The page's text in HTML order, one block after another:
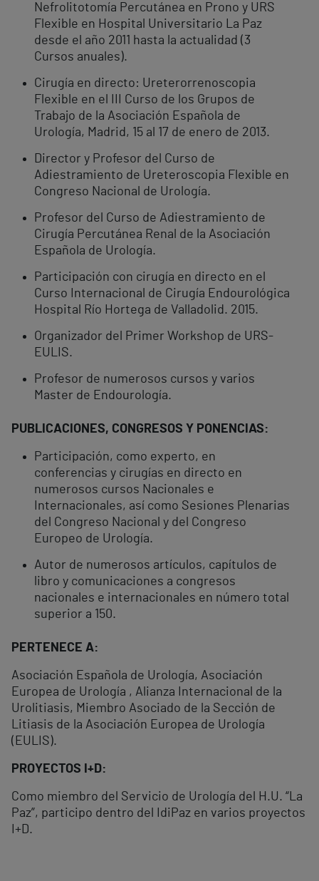
Nefrolitotomía Percutánea en Prono y URS
Flexible en Hospital Universitario La Paz
desde el año 2011 hasta la actualidad (3
Cursos anuales).
Cirugía en directo: Ureterorrenoscopia
Flexible en el III Curso de los Grupos de
Trabajo de la Asociación Española de
Urología, Madrid, 15 al 17 de enero de 2013.
Director y Profesor del Curso de
Adiestramiento de Ureteroscopia Flexible en
Congreso Nacional de Urología.
Profesor del Curso de Adiestramiento de
Cirugía Percutánea Renal de la Asociación
Española de Urología.
Participación con cirugía en directo en el
Curso Internacional de Cirugía Endourológica
Hospital Río Hortega de Valladolid. 2015.
Organizador del Primer Workshop de URS-
EULIS.
Profesor de numerosos cursos y varios
Master de Endourología.
PUBLICACIONES, CONGRESOS Y PONENCIAS:
Participación, como experto, en
conferencias y cirugías en directo en
numerosos cursos Nacionales e
Internacionales, así como Sesiones Plenarias
del Congreso Nacional y del Congreso
Europeo de Urología.
Autor de numerosos artículos, capítulos de
libro y comunicaciones a congresos
nacionales e internacionales en número total
superior a 150.
PERTENECE A:
Asociación Española de Urología, Asociación
Europea de Urología , Alianza Internacional de la
Urolitiasis, Miembro Asociado de la Sección de
Litiasis de la Asociación Europea de Urología
(EULIS).
PROYECTOS I+D:
Como miembro del Servicio de Urología del H.U. “La
Paz”, participo dentro del IdiPaz en varios proyectos
I+D.